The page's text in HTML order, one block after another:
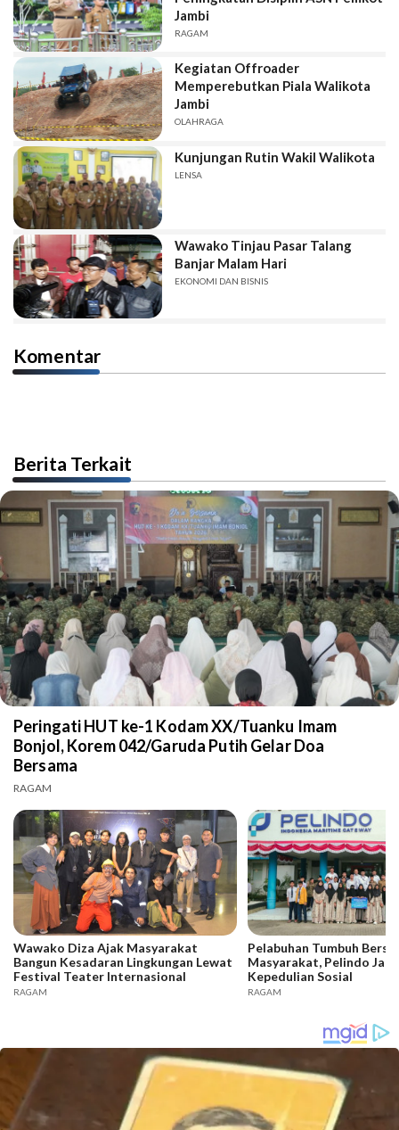
Jambi
RAGAM
Kegiatan Offroader
Memperebutkan Piala Walikota
Jambi
OLAHRAGA
Kunjungan Rutin Wakil Walikota
LENSA
Wawako Tinjau Pasar Talang
Banjar Malam Hari
EKONOMI DAN BISNIS
Komentar
Berita Terkait
Peringati HUT ke-1 Kodam XX/Tuanku Imam
Bonjol, Korem 042/Garuda Putih Gelar Doa
Bersama
RAGAM
Wawako Diza Ajak Masyarakat
Bangun Kesadaran Lingkungan Lewat
Festival Teater Internasional
RAGAM
Pelabuhan Tumbuh
Masyarakat, Pelindo
Kepedulian Sosial
RAGAM